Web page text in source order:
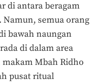
di antara beragam
semua orang
bawah naungan
di dalam area
makam Mbah Ridho
pusat ritual